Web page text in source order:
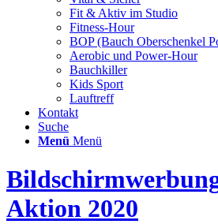
Fit & Aktiv im Studio
Fitness-Hour
BOP (Bauch Oberschenkel
Aerobic und Power-Hour
Bauchkiller
Kids Sport
Lauftreff
Kontakt
Suche
Menü Menü
Aktion 2020